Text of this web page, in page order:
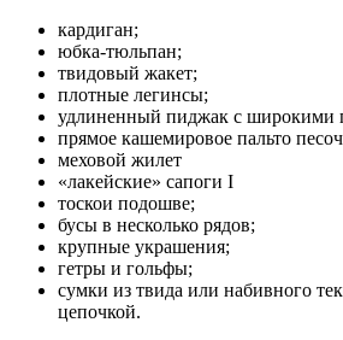
кардиган;
юбка-тюльпан;
твидовый жакет;
плотные легинсы;
удлиненный пиджак с широкими
прямое кашемировое пальто
меховой жилет
«лакейские» сапоги I
тоскои подошве;
бусы в несколько рядов;
крупные украшения;
гетры и гольфы;
сумки из твида или набивного
цепочкой.